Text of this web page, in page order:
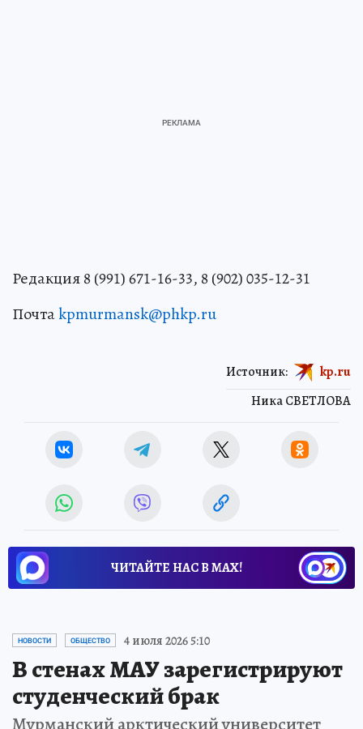
Редакция 8 (991) 671-16-33, 8 (902) 035-12-31
Почтаkpmurmansk@phkp.ru
Ника СВЕТЛОВА
Источник: kp.ru
ЧИТАЙТЕ НАС В МАХ!
НОВОСТИ ОБЩЕСТВО 4 июля 2026 5:10
В стенах МАУ зарегистрируют
студенческий брак
Мурманский арктический университет